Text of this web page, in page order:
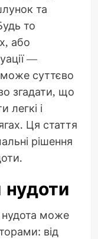
та
то
або
—
може суттєво
згадати, що
легкі і
Ця стаття
рішення
нудоти
може
від